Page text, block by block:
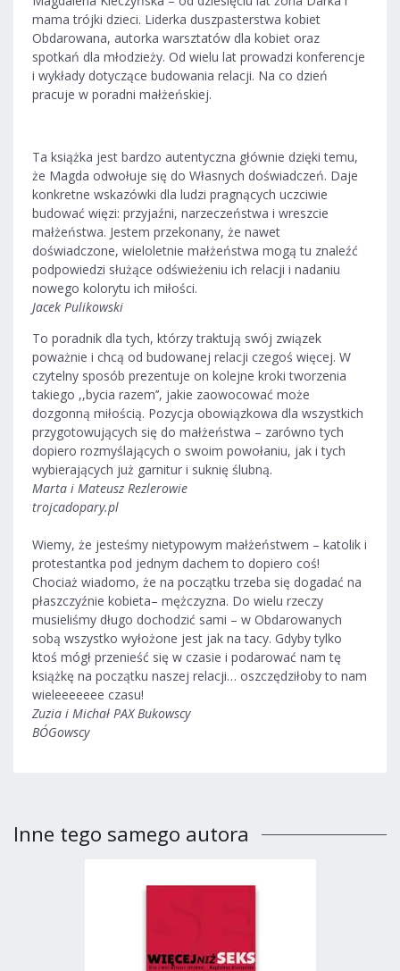
mama trójki dzieci. Liderka duszpasterstwa kobiet
Obdarowana, autorka warsztatów dla kobiet oraz
spotkań dla młodzieży. Od wielu lat prowadzi konferencje
i wykłady dotyczące budowania relacji. Na co dzień
pracuje w poradni małżeńskiej.
Ta książka jest bardzo autentyczna głównie dzięki temu,
że Magda odwołuje się do Własnych doświadczeń. Daje
konkretne wskazówki dla ludzi pragnących uczciwie
budować więzi: przyjaźni, narzeczeństwa i wreszcie
małżeństwa. Jestem przekonany, że nawet
doświadczone, wieloletnie małżeństwa mogą tu znaleźć
podpowiedzi służące odświeżeniu ich relacji i nadaniu
nowego kolorytu ich miłości.
Jacek Pulikowski
To poradnik dla tych, którzy traktują swój związek
poważnie i chcą od budowanej relacji czegoś więcej. W
czytelny sposób prezentuje on kolejne kroki tworzenia
takiego ,,bycia razem’’, jakie zaowocować może
dozgonną miłością. Pozycja obowiązkowa dla wszystkich
przygotowujących się do małżeństwa – zarówno tych
dopiero rozmyślających o swoim powołaniu, jak i tych
wybierających już garnitur i suknię ślubną.
Marta i Mateusz Rezlerowie
trojcadopary.pl
Wiemy, że jesteśmy nietypowym małżeństwem – katolik i
protestantka pod jednym dachem to dopiero coś!
Chociaż wiadomo, że na początku trzeba się dogadać na
płaszczyźnie kobieta– mężczyzna. Do wielu rzeczy
musieliśmy długo dochodzić sami – w Obdarowanych
sobą wszystko wyłożone jest jak na tacy. Gdyby tylko
ktoś mógł przenieść się w czasie i podarować nam tę
książkę na początku naszej relacji… oszczędziłoby to nam
wieleeeeeee czasu!
Zuzia i Michał PAX Bukowscy
BÓGowscy
Inne tego samego autora